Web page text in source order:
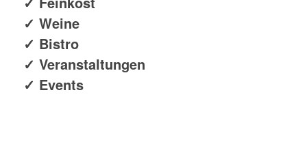
✓ Weine
✓ Bistro
✓ Veranstaltungen
✓ Events